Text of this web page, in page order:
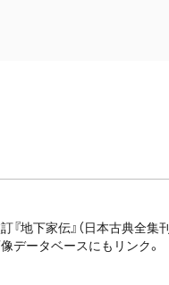
地下家伝』（日本古典全集刊
データベースにもリンク。